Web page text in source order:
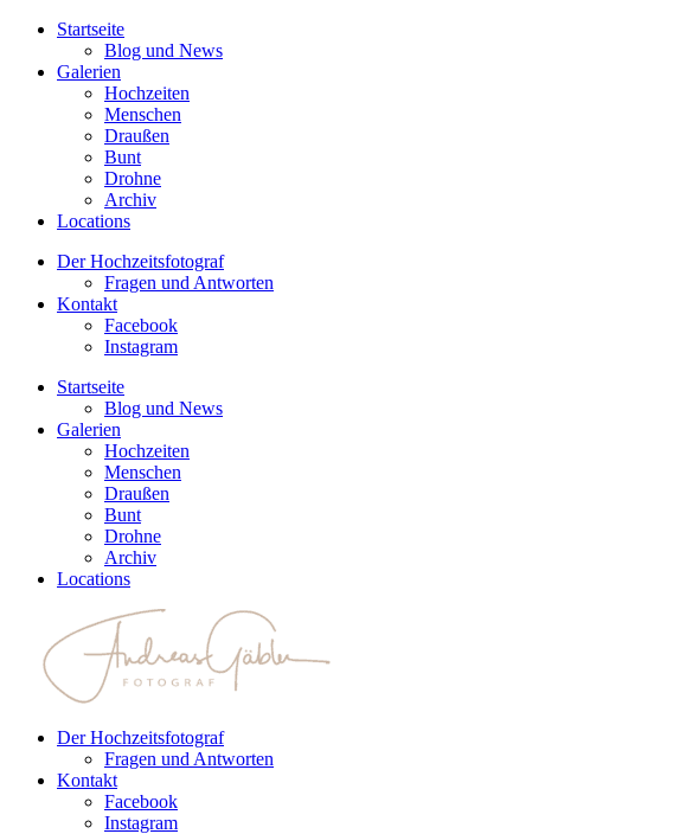
Startseite
Blog und News
Galerien
Hochzeiten
Menschen
Draußen
Bunt
Drohne
Archiv
Locations
Der Hochzeitsfotograf
Fragen und Antworten
Kontakt
Facebook
Instagram
Startseite
Blog und News
Galerien
Hochzeiten
Menschen
Draußen
Bunt
Drohne
Archiv
Locations
Der Hochzeitsfotograf
Fragen und Antworten
Kontakt
Facebook
Instagram